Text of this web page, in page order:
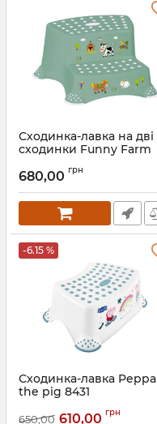
Сходинка-лавка на дві
сходинки Funny Farm
Артикул: 1542
680,00 грн
-6.15 %
Сходинка-лавка Peppa
the pig 8431
650,00 610,00 грн